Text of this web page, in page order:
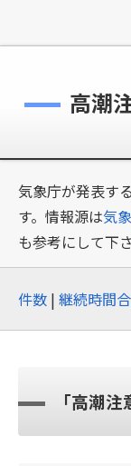
高潮
気象庁が発表す
す。情報源は気
も参考にして下さ
件数 | 継続時間
「高潮